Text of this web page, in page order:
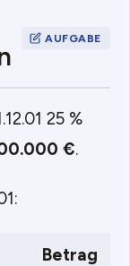
25 %
€.
Betrag